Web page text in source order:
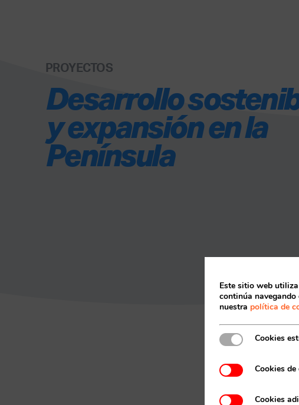
PROYECTOS
Desarrollo
y expansión en la
Península
Este sitio web
continúa
nuestra política de
Cookies
Cookies
Cookies